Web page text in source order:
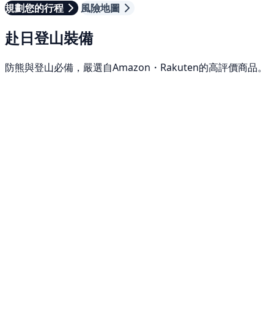
規劃您的行程
風險地圖
赴日登山裝備
防熊與登山必備，嚴選自Amazon・Rakuten的高評價商品。